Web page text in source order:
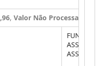
, Valor Não Processado:
FUNDO
ASSIS